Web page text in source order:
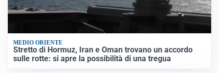
MEDIO ORIENTE
Stretto di Hormuz, Iran e Oman trovano un accordo
sulle rotte: si apre la possibilità di una tregua